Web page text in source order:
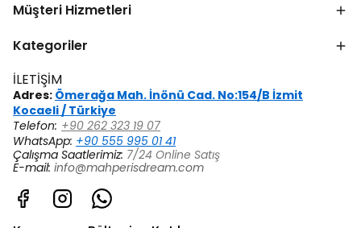
Müşteri Hizmetleri
Kategoriler
İLETİŞİM
Adres: Ömerağa Mah. İnönü Cad. No:154/B İzmit
Kocaeli / Türkiye
Telefon: +90 262 323 19 07
WhatsApp: +90 555 995 01 41
Çalışma Saatlerimiz: 7/24 Online Satış
E-mail: info@mahperisdream.com